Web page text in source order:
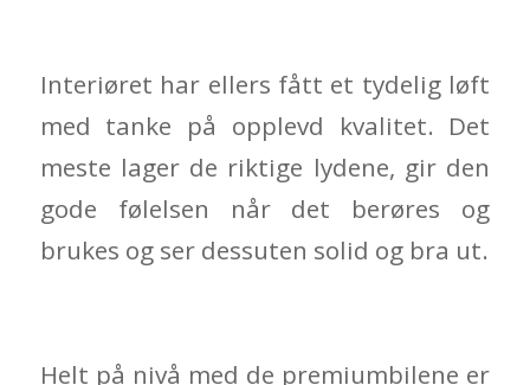
Interiøret har ellers fått et tydelig løft
med tanke på opplevd kvalitet. Det
meste lager de riktige lydene, gir den
gode følelsen når det berøres og
brukes og ser dessuten solid og bra ut.
Helt på nivå med de premiumbilene er